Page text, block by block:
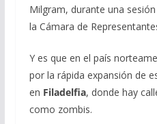
Milgram, durante una
la Cámara de
Y es que en el país
por la rápida expansión de
en Filadelfia, donde hay
como zombis.